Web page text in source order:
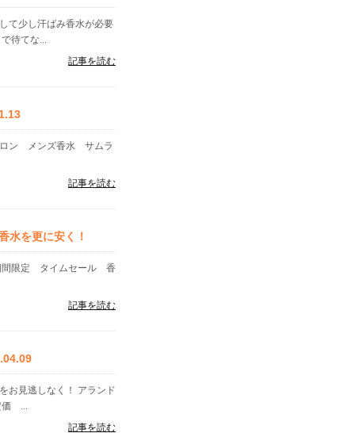
て少し汗ばみ香水が必要
待てな...
記事を読む
ロン メンズ香水 サムラ
記事を読む
を更に安く！
間限定 タイムセール 香
記事を読む
見逃しなく！ アランド
価 ...
記事を読む